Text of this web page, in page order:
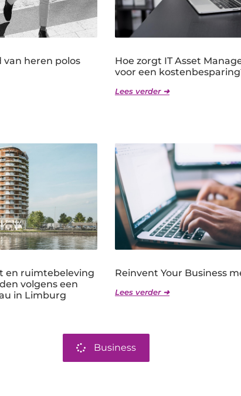
van heren polos
Hoe zorgt IT Asset
voor een
Lees verder ➜
en ruimtebeleving
volgens een
in Limburg
Reinvent Your Business
Lees verder ➜
Business